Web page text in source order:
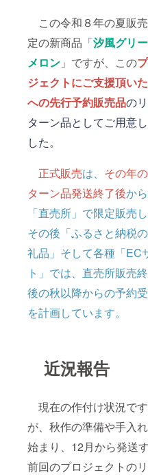
この令和８年の夏販
定の新商品「汐風グリ
メロン 」ですが、この
ジェクトにご支援頂い
への先行予約販売品のリ
ターン品としてご用意
した。
正式販売は、 その年
ターン品発送終了後から
「直売所」で限定販売し
その後「ふるさと納税
礼品」そして各種「EC
ト」では、直売所販売
後の秋以降からの予約
を計画しています。
近況報告
現在の作付け状況です
が、秋作の準備や手入
始まり、12月から発送
前回のプロジェクトのリ